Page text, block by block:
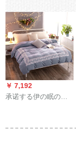
￥ 7,192
承诺する伊の眠の家
特别価格の挂け布団